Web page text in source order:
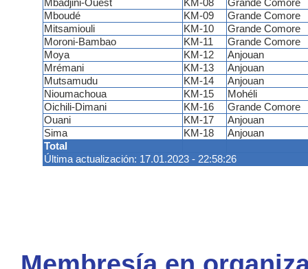
Total
Última actualización: 17.01.2023 - 22:58:26
Mbadjini-Ouest KM-08
Grande Comore
Mboudé
KM-09
Grande Comore
Mitsamiouli
KM-10
Grande Comore
Moroni-Bambao
KM-11
Grande Comore
Moya
KM-12
Anjouan
Mrémani
KM-13
Anjouan
Mutsamudu
KM-14
Anjouan
Nioumachoua
KM-15
Mohéli
Oichili-Dimani
KM-16
Grande Comore
Ouani
KM-17
Anjouan
Sima
KM-18 Anjouan